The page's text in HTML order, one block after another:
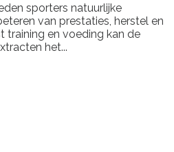
sporters natuurlijke
van prestaties, herstel en
training en voeding kan de
het...